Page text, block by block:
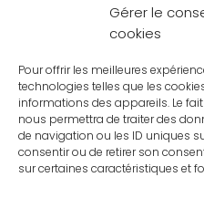
Gérer le
cookies
Pour offrir les meilleures
technologies telles que les
informations des appareils. Le
nous permettra de traiter des
de navigation ou les ID uniques
consentir ou de retirer son
sur certaines caractéristiques et
Participation au
(incluant le billet de
retour final)
Pack médical et
rapatriement,
et cotisation
sécurité sociale